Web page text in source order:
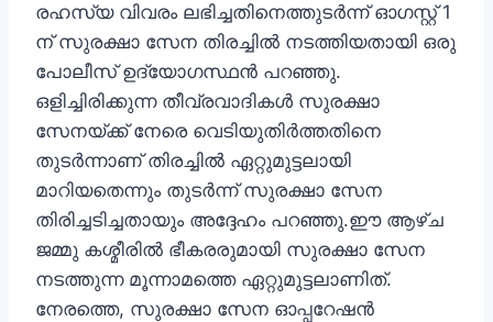
രഹസ്യ വിവരം ലഭിച്ചതിനെത്തുടർന്ന് ഓഗസ്റ്റ് 1
ന് സുരക്ഷാ സേന തിരച്ചിൽ നടത്തിയതായി ഒരു
പോലീസ് ഉദ്യോഗസ്ഥൻ പറഞ്ഞു.
ഒളിച്ചിരിക്കുന്ന തീവ്രവാദികൾ സുരക്ഷാ
സേനയ്ക്ക് നേരെ വെടിയുതിർത്തതിനെ
തുടർന്നാണ് തിരച്ചിൽ ഏറ്റുമുട്ടലായി
മാറിയതെന്നും തുടർന്ന് സുരക്ഷാ സേന
തിരിച്ചടിച്ചതായും അദ്ദേഹം പറഞ്ഞു.ഈ ആഴ്ച
ജമ്മു കശ്മീരിൽ ഭീകരരുമായി സുരക്ഷാ സേന
നടത്തുന്ന മൂന്നാമത്തെ ഏറ്റുമുട്ടലാണിത്.
നേരത്തെ, സുരക്ഷാ സേന ഓപ്പറേഷൻ